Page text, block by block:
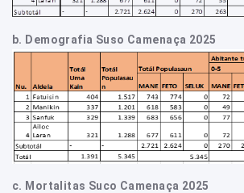
b. Demografia Suso Camenaça 2025
c. Mortalitas Suco Camenaça 2025